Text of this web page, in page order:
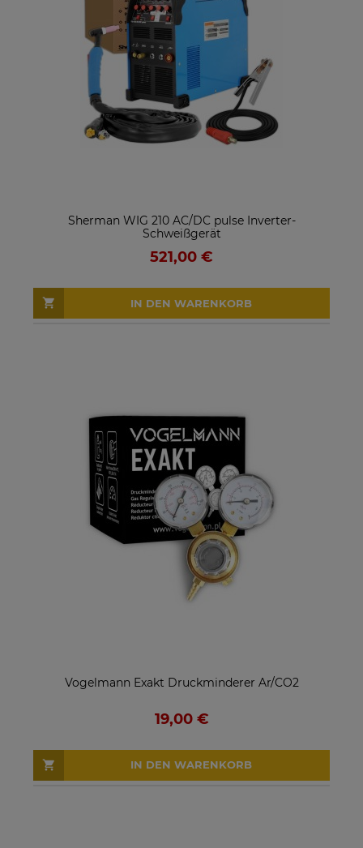
Sherman WIG 210 AC/DC pulse Inverter-
Schweißgerät
521,00 €
IN DEN WARENKORB
Vogelmann Exakt Druckminderer Ar/CO2
19,00 €
IN DEN WARENKORB